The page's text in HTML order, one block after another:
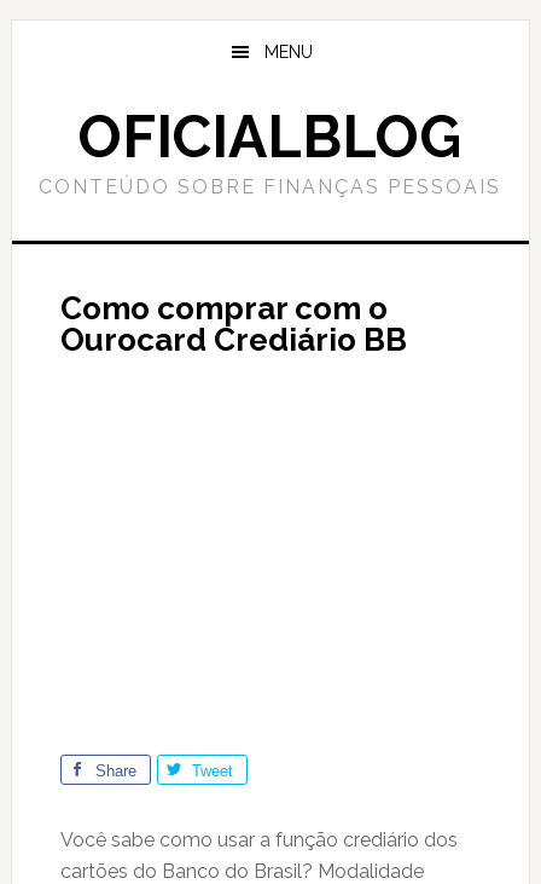
Skip
Skip
MENU
OFICIALBLOG
CONTEÚDO SOBRE FINANÇAS PESSOAIS
Como comprar com o
Ourocard Crediário BB
Share Tweet
Você sabe como usar a função crediário dos
cartões do Banco do Brasil? Modalidade